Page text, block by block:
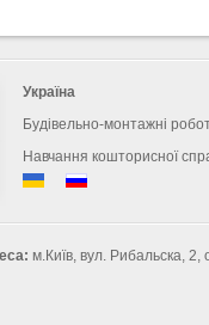
Україна
Будівельно-монтажні
Навчання кошторисної
м.Київ, вул. Рибальска, 2,